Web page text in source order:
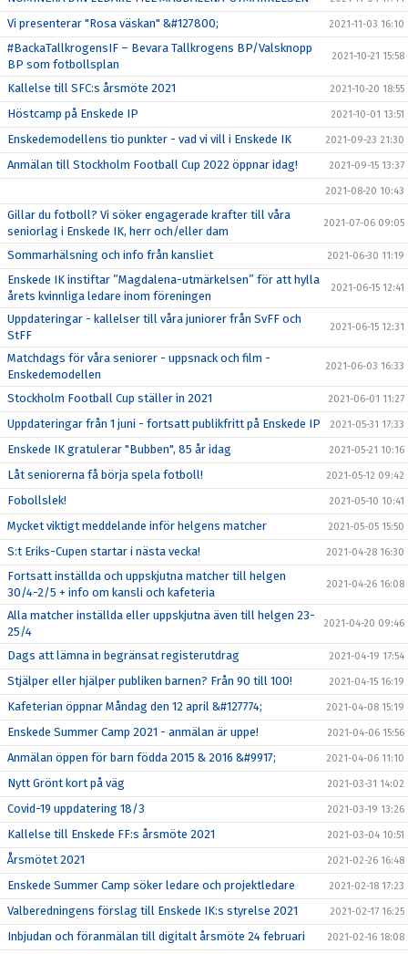
Vi presenterar "Rosa väskan" &#127800; 2021-11-03 16:10
#BackaTallkrogensIF – Bevara Tallkrogens BP/Valsknopp
BP som fotbollsplan
2021-10-21 15:58
Kallelse till SFC:s årsmöte 2021 2021-10-20 18:55
Höstcamp på Enskede IP 2021-10-01 13:51
Enskedemodellens tio punkter - vad vi vill i Enskede IK 2021-09-23 21:30
Anmälan till Stockholm Football Cup 2022 öppnar idag! 2021-09-15 13:37
2021-08-20 10:43
Gillar du fotboll? Vi söker engagerade krafter till våra
seniorlag i Enskede IK, herr och/eller dam
2021-07-06 09:05
Sommarhälsning och info från kansliet 2021-06-30 11:19
Enskede IK instiftar ”Magdalena-utmärkelsen” för att hylla
årets kvinnliga ledare inom föreningen
2021-06-15 12:41
Uppdateringar - kallelser till våra juniorer från SvFF och
StFF
2021-06-15 12:31
Matchdags för våra seniorer - uppsnack och film -
Enskedemodellen
2021-06-03 16:33
Stockholm Football Cup ställer in 2021 2021-06-01 11:27
Uppdateringar från 1 juni - fortsatt publikfritt på Enskede IP 2021-05-31 17:33
Enskede IK gratulerar "Bubben", 85 år idag 2021-05-21 10:16
Låt seniorerna få börja spela fotboll! 2021-05-12 09:42
Fobollslek! 2021-05-10 10:41
Mycket viktigt meddelande inför helgens matcher 2021-05-05 15:50
S:t Eriks-Cupen startar i nästa vecka! 2021-04-28 16:30
Fortsatt inställda och uppskjutna matcher till helgen
30/4-2/5 + info om kansli och kafeteria
2021-04-26 16:08
Alla matcher inställda eller uppskjutna även till helgen 23-
25/4
2021-04-20 09:46
Dags att lämna in begränsat registerutdrag 2021-04-19 17:54
Stjälper eller hjälper publiken barnen? Från 90 till 100! 2021-04-15 16:19
Kafeterian öppnar Måndag den 12 april &#127774; 2021-04-08 15:19
Enskede Summer Camp 2021 - anmälan är uppe! 2021-04-06 15:56
Anmälan öppen för barn födda 2015 & 2016 &#9917; 2021-04-06 11:10
Nytt Grönt kort på väg 2021-03-31 14:02
Covid-19 uppdatering 18/3 2021-03-19 13:26
Kallelse till Enskede FF:s årsmöte 2021 2021-03-04 10:51
Årsmötet 2021 2021-02-26 16:48
Enskede Summer Camp söker ledare och projektledare 2021-02-18 17:23
Valberedningens förslag till Enskede IK:s styrelse 2021 2021-02-17 16:25
Inbjudan och föranmälan till digitalt årsmöte 24 februari 2021-02-16 18:08